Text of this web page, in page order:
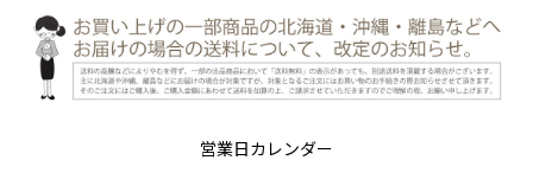
営業日カレンダー